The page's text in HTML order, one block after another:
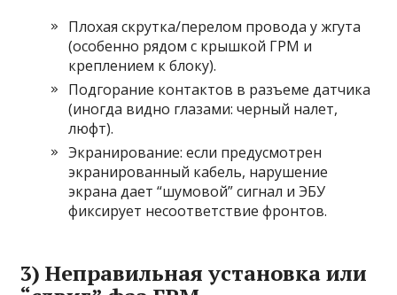
Плохая скрутка/перелом провода у жгута
(особенно рядом с крышкой ГРМ и
креплением к блоку).
Подгорание контактов в разъеме датчика
(иногда видно глазами: черный налет,
люфт).
Экранирование: если предусмотрен
экранированный кабель, нарушение
экрана дает “шумовой” сигнал и ЭБУ
фиксирует несоответствие фронтов.
3) Неправильная установка или